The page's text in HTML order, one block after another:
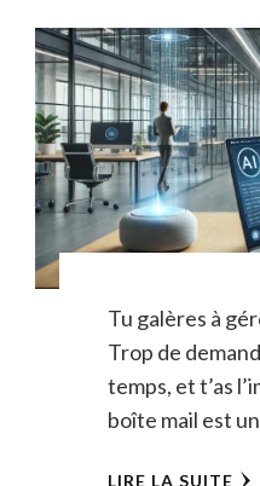
Tu galères à
Trop de
temps, et t’as
boîte mail est
LIRE LA SUITE